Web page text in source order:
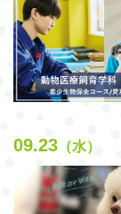
09.23 （水）